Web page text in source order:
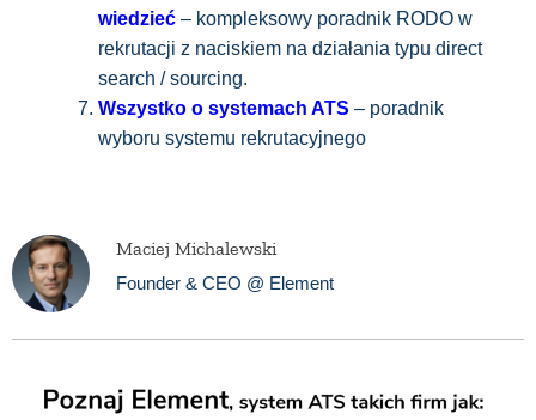
wiedzieć – kompleksowy poradnik RODO w
rekrutacji z naciskiem na działania typu direct
search / sourcing.
Wszystko o systemach ATS – poradnik
wyboru systemu rekrutacyjnego
Maciej Michalewski
Founder & CEO @ Element